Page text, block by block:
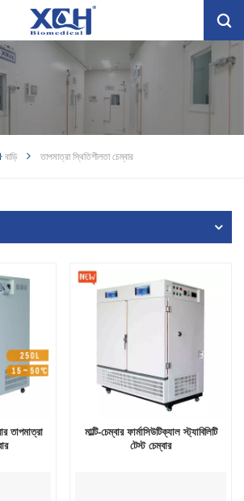
বাড়ি তাপমাত্রা স্থিতিশীলতা চেম্বার
তাপমাত্রা
মাল্টি-চেম্বার ফার্মাসিউটিক্যাল স্ট্যাবিলিটি
টেস্ট চেম্বার